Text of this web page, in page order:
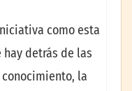
como esta
detrás de las
la